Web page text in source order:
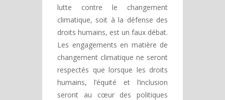
lutte contre le changement
climatique, soit à la défense des
droits humains, est un faux débat.
Les engagements en matière de
changement climatique ne seront
respectés que lorsque les droits
humains, l’équité et l’inclusion
seront au cœur des politiques